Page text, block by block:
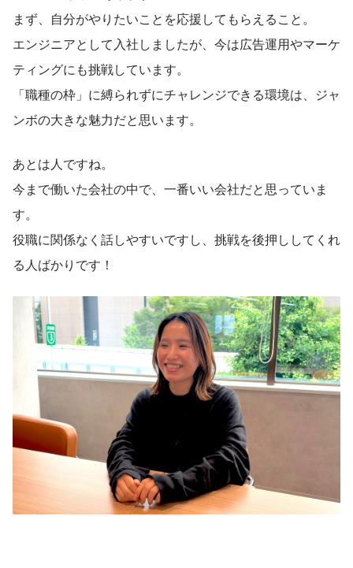
まず、自分がやりたいことを応援してもらえること。
エンジニアとして入社しましたが、今は広告運用やマーケ
ティングにも挑戦しています。
「職種の枠」に縛られずにチャレンジできる環境は、ジャ
ンボの大きな魅力だと思います。
あとは人ですね。
今まで働いた会社の中で、一番いい会社だと思っていま
す。
役職に関係なく話しやすいですし、挑戦を後押ししてくれ
る人ばかりです！